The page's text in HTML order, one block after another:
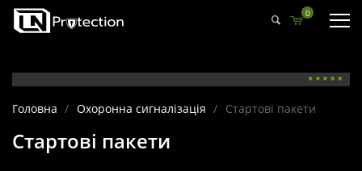
0
Головна / Охоронна сигналізація / Стартові пакети
Стартові пакети